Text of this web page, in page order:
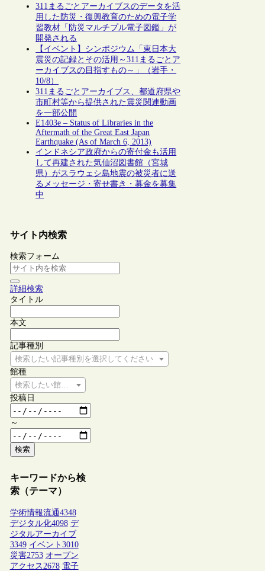
311まるごとアーカイブスのデータを活
用した防災・復興教育のための電子学
習教材「防災マルチプル電子図鑑」が
開発される
【イベント】シンポジウム「東日本大
震災の記録とその活用～311まるごとア
ーカイブスの目指すもの～」（岩手・
10/8）
311まるごとアーカイブス、都道府県や
市町村等から提供された震災関連動画
を一部公開
E1403e – Status of Libraries in the
Aftermath of the Great East Japan
Earthquake (As of March 6, 2013)
インドネシア政府からの寄付金も活用
して再建された気仙沼図書館（宮城
県）がスラウェシ島地震の被災者に送
るメッセージ・寄せ書き・募金を募集
中
サイト内検索
検索フォーム
詳細検索
タイトル
本文
記事種別
検索したい記事種別を選択してください
館種
検索したい館種を選択してください
投稿日
～
検索
キーワードから検
索（テーマ）
学術情報流通4348
デジタル化4098 デ
ジタルアーカイブ
3349 イベント 3010
災害2753 オープン
アクセス 2678 電子